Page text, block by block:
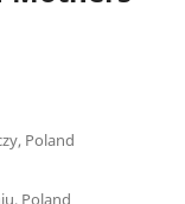
Poland
Poland